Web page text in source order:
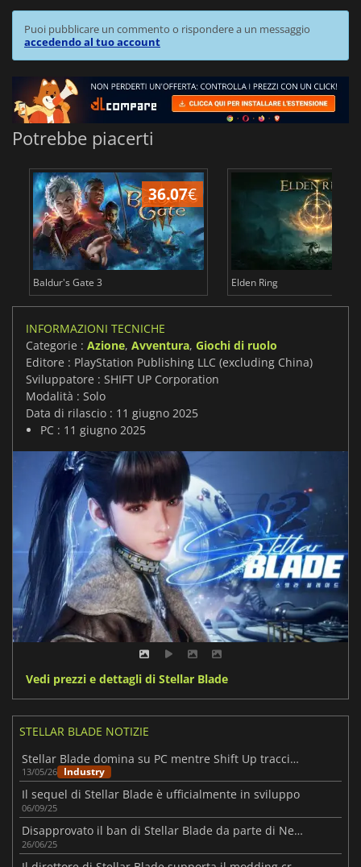
Puoi pubblicare un commento o rispondere a un messaggio
accedendo al tuo account
Potrebbe piacerti
36.07€
Baldur's Gate 3 Elden Ring
INFORMAZIONI TECNICHE
Categorie : Azione, Avventura, Giochi di ruolo
Editore : PlayStation Publishing LLC (excluding China)
Sviluppatore : SHIFT UP Corporation
Modalità : Solo
Data di rilascio : 11 giugno 2025
PC : 11 giugno 2025
Vedi prezzi e dettagli di Stellar Blade
STELLAR BLADE NOTIZIE
Stellar Blade domina su PC mentre Shift Up traccia il futuro indipendente
13/05/26 Industry
Il sequel di Stellar Blade è ufficialmente in sviluppo
06/09/25
Disapprovato il ban di Stellar Blade da parte di Nexus Mods
26/06/25